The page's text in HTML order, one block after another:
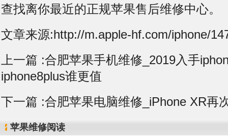
查找离你最近的正规苹果售后维修中心。
文章来源:http://m.apple-hf.com/iphone/
上一篇 :合肥苹果手机维修_2019入手
iphone8plus谁更值
下一篇 :合肥苹果电脑维修_iPhone XR再
苹果维修阅读